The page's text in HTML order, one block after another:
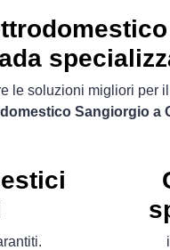
le soluzioni migliori per
Sangiorgio a